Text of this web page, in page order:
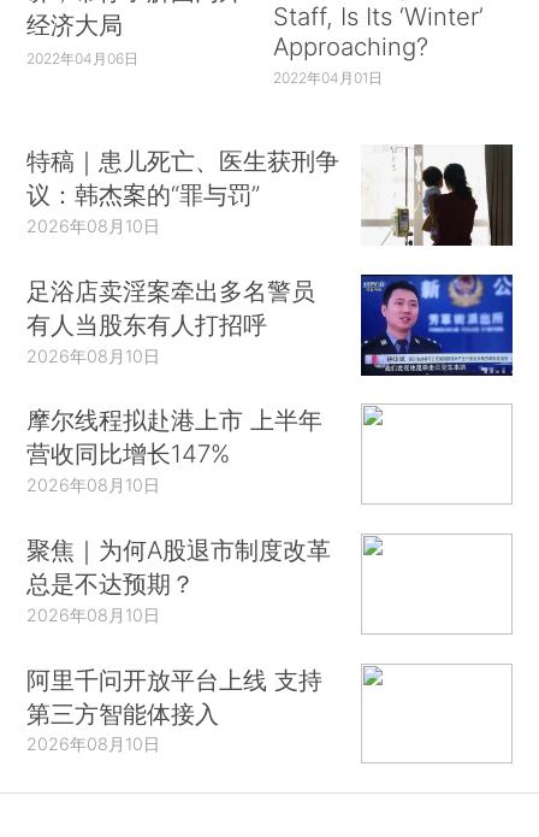
经济大局
2022年04月06日
Staff, Is Its ‘Winter’
Approaching?
2022年04月01日
特稿｜患儿死亡、医生获刑争
议：韩杰案的“罪与罚”
2026年08月10日
足浴店卖淫案牵出多名警员
有人当股东有人打招呼
2026年08月10日
摩尔线程拟赴港上市 上半年
营收同比增长147%
2026年08月10日
聚焦｜为何A股退市制度改革
总是不达预期？
2026年08月10日
阿里千问开放平台上线 支持
第三方智能体接入
2026年08月10日